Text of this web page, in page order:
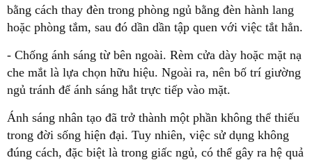
bằng cách thay đèn trong phòng ngủ bằng đèn hành lang
hoặc phòng tắm, sau đó dần dần tập quen với việc tắt hẳn.
- Chống ánh sáng từ bên ngoài. Rèm cửa dày hoặc mặt nạ
che mắt là lựa chọn hữu hiệu. Ngoài ra, nên bố trí giường
ngủ tránh để ánh sáng hắt trực tiếp vào mặt.
Ánh sáng nhân tạo đã trở thành một phần không thể thiếu
trong đời sống hiện đại. Tuy nhiên, việc sử dụng không
đúng cách, đặc biệt là trong giấc ngủ, có thể gây ra hệ quả